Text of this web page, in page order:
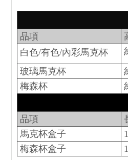
品項
白色/有色/內彩馬克杯
玻璃馬克杯
梅森杯
品項
馬克杯盒子
梅森杯盒子